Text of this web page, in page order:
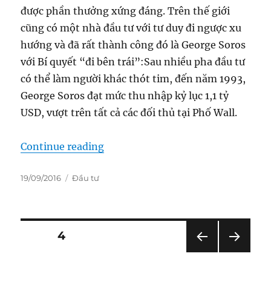
được phần thưởng xứng đáng. Trên thế giới
cũng có một nhà đầu tư với tư duy đi ngược xu
hướng và đã rất thành công đó là George Soros
với Bí quyết “đi bên trái”:Sau nhiều pha đầu tư
có thể làm người khác thót tim, đến năm 1993,
George Soros đạt mức thu nhập kỷ lục 1,1 tỷ
USD, vượt trên tất cả các đối thủ tại Phố Wall.
Continue reading“Bí quyết “đi bên trái””
Posted
19/09/2016 Categories
Đầu tư
Posts
PAGE4